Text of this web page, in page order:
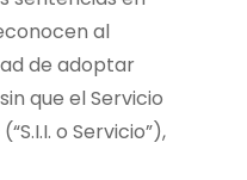
al
de adoptar
que el Servicio
o Servicio”),